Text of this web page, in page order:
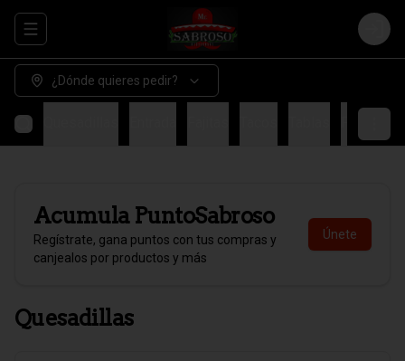
Abrir menu de navegación Login
¿Dónde quieres pedir?
Acumula PuntoSabroso
Regístrate, gana puntos con tus compras y
canjealos por productos y más
Únete
Quesadillas